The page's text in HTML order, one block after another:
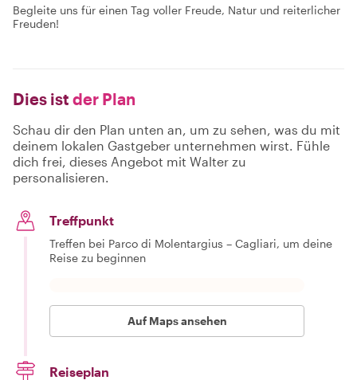
Begleite uns für einen Tag voller Freude, Natur und reiterlicher
Freuden!
Dies ist der Plan
Schau dir den Plan unten an, um zu sehen, was du mit
deinem lokalen Gastgeber unternehmen wirst. Fühle
dich frei, dieses Angebot mit Walter zu
personalisieren.
Treffpunkt
Treffen bei Parco di Molentargius – Cagliari, um deine
Reise zu beginnen
Auf Maps ansehen
Reiseplan